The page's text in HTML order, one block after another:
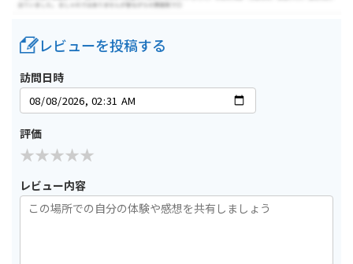
レビューを投稿する
訪問日時
評価
レビュー内容